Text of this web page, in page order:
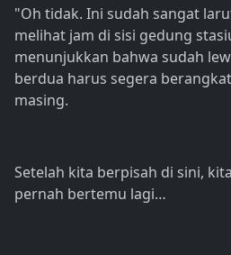
"Oh tidak. Ini sudah sangat
melihat jam di sisi gedung
menunjukkan bahwa sudah
berdua harus segera
masing.
Setelah kita berpisah di sini,
pernah bertemu lagi…